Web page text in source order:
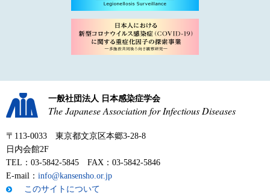
一般社団法人 日本感染症学会
The Japanese Association for Infectious Diseases
〒113-0033 東京都文京区本郷3-28-8
日内会館2F
TEL：03-5842-5845 FAX：03-5842-5846
E-mail： info@kansensho.or.jp
このサイトについて